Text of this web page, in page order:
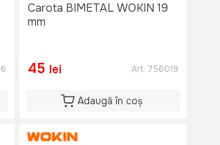
Carota BIMETAL WOKIN 19
mm
45 lei Art: 756019
Adaugă în coș